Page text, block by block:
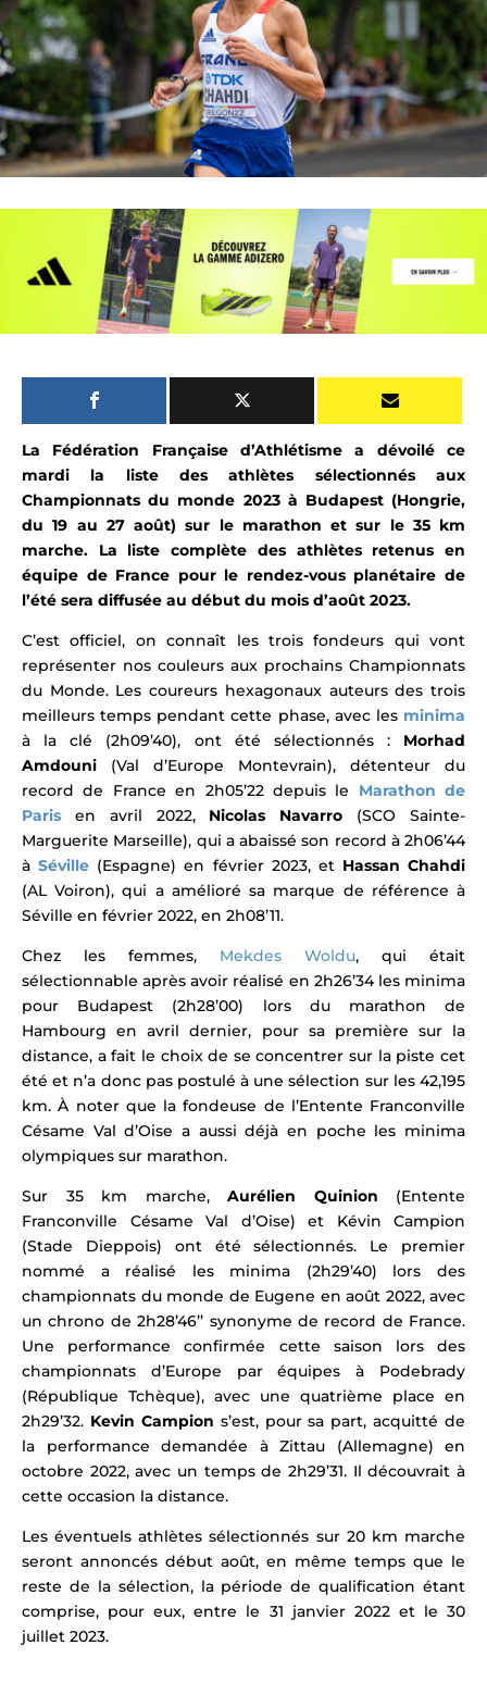
La Fédération Française d’Athlétisme a dévoilé ce
mardi la liste des athlètes sélectionnés aux
Championnats du monde 2023 à Budapest (Hongrie,
du 19 au 27 août) sur le marathon et sur le 35 km
marche. La liste complète des athlètes retenus en
équipe de France pour le rendez-vous planétaire de
l’été sera diffusée au début du mois d’août 2023.
C’est officiel, on connaît les trois fondeurs qui vont
représenter nos couleurs aux prochains Championnats
du Monde. Les coureurs hexagonaux auteurs des trois
meilleurs temps pendant cette phase, avec les minima
à la clé (2h09’40), ont été sélectionnés : Morhad
Amdouni (Val d’Europe Montevrain), détenteur du
record de France en 2h05’22 depuis le Marathon de
Paris en avril 2022, Nicolas Navarro (SCO Sainte-
Marguerite Marseille), qui a abaissé son record à 2h06’44
àSéville (Espagne) en février 2023, et Hassan Chahdi
(AL Voiron), qui a amélioré sa marque de référence à
Séville en février 2022, en 2h08’11.
Chez les femmes, Mekdes Woldu, qui était
sélectionnable après avoir réalisé en 2h26’34 les minima
pour Budapest (2h28’00) lors du marathon de
Hambourg en avril dernier, pour sa première sur la
distance, a fait le choix de se concentrer sur la piste cet
été et n’a donc pas postulé à une sélection sur les 42,195
km. À noter que la fondeuse de l’Entente Franconville
Césame Val d’Oise a aussi déjà en poche les minima
olympiques sur marathon.
Sur 35 km marche,Aurélien Quinion (Entente
Franconville Césame Val d’Oise) et Kévin Campion
(Stade Dieppois) ont été sélectionnés. Le premier
nommé a réalisé les minima (2h29’40) lors des
championnats du monde de Eugene en août 2022, avec
un chrono de 2h28’46’’ synonyme de record de France.
Une performance confirmée cette saison lors des
championnats d’Europe par équipes à Podebrady
(République Tchèque), avec une quatrième place en
2h29’32. Kevin Campion s’est, pour sa part, acquitté de
la performance demandée à Zittau (Allemagne) en
octobre 2022, avec un temps de 2h29’31. Il découvrait à
cette occasion la distance.
Les éventuels athlètes sélectionnés sur 20 km marche
seront annoncés début août, en même temps que le
reste de la sélection, la période de qualification étant
comprise, pour eux, entre le 31 janvier 2022 et le 30
juillet 2023.